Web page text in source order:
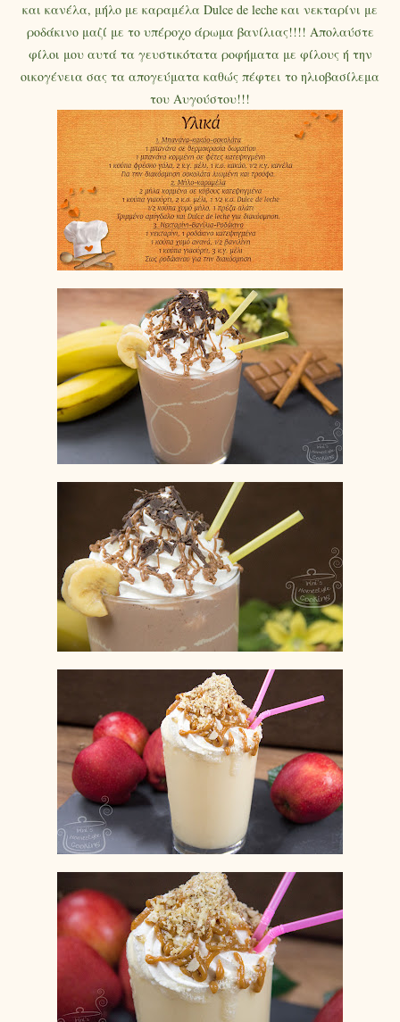
και κανέλα, μήλο με καραμέλα Dulce de leche και νεκταρίνι με
ροδάκινο μαζί με το υπέροχο άρωμα βανίλιας!!!! Απολαύστε
φίλοι μου αυτά τα γευστικότατα ροφήματα με φίλους ή την
οικογένεια σας τα απογεύματα καθώς πέφτει το ηλιοβασίλεμα
του Αυγούστου!!!